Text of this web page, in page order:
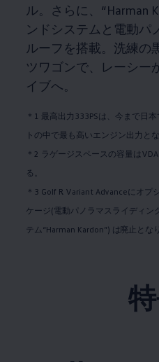
ル。​さらに、“Harman
ンドシステムと電動パ
ルーフを搭載。​洗練の
ツワゴンで、レーシー
イブへ。​
＊1 最高出力333PSは、今まで日
トの中で最も高いエンジン出力とな
＊2 ラゲージスペースの容量は
る。 ​
＊3 Golf R Variant Advanceにオプ
ケージ(電動パノラマスライディン
テム“Harman Kardon”) は廃止とな